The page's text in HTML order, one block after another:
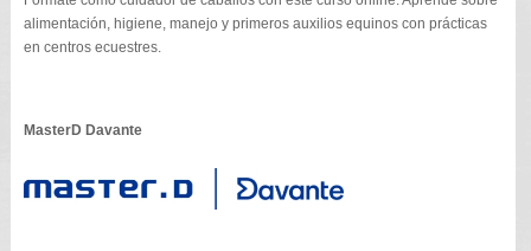
alimentación, higiene, manejo y primeros auxilios equinos con prácticas
en centros ecuestres.
MasterD Davante